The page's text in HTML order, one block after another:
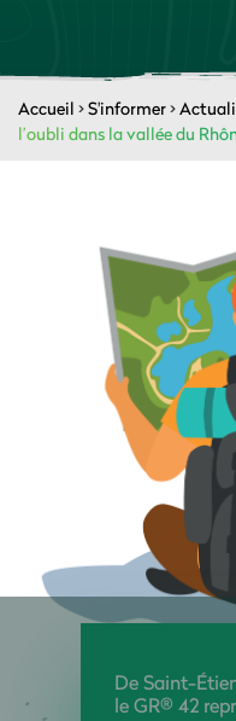
Accueil >S'informer>
l’oubli dans la vallée du
De Saint-
le GR® 42